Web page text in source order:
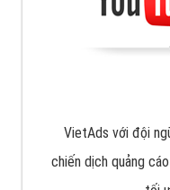
VietAds với đội
chiến dịch quảng